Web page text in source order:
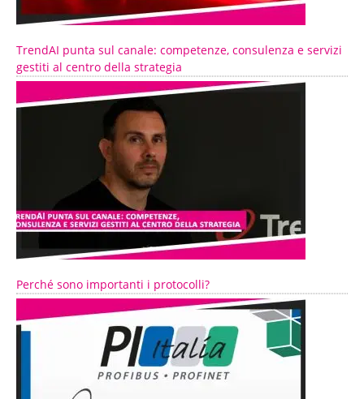
TrendAI punta sul canale: competenze, consulenza e servizi
gestiti al centro della strategia
Perché sono importanti i protocolli?